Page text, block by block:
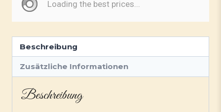
Beschreibung
Zusätzliche Informationen
Beschreibung